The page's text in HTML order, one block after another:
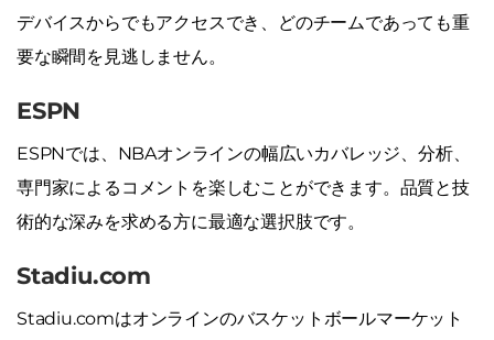
デバイスからでもアクセスでき、どのチームであっても重
要な瞬間を見逃しません。
ESPN
ESPNでは、NBAオンラインの幅広いカバレッジ、分析、
専門家によるコメントを楽しむことができます。品質と技
術的な深みを求める方に最適な選択肢です。
Stadiu.com
Stadiu.comはオンラインのバスケットボールマーケット